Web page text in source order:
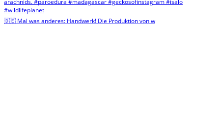
🇩🇪 Mal was anderes: Handwerk! Die Produktion von w